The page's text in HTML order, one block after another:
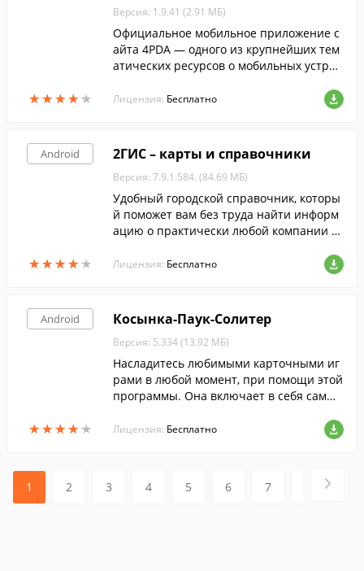
★★★★★
★★★★★
Версия: 1.9.41 (2.91 МБ)
Официальное мобильное приложение с
айта 4PDA — одного из крупнейших тем
атических ресурсов о мобильных устрой
Лицензия: Бесплатно
Android
★★★★★
★★★★★
2ГИС – карты и справочники
Версия: 7.9.1.584. (84.69 МБ)
Удобный городской справочник, которы
й поможет вам без труда найти информ
ацию о практически любой компании в
трехмерной карте.
Лицензия: Бесплатно
Android
★★★★★
★★★★★
Косынка-Паук-Солитер
Версия: 5.334 (13.92 МБ)
Насладитесь любимыми карточными иг
рами в любой момент, при помощи этой
программы. Она включает в себя самые
Лицензия: Бесплатно
1 2 3 4 5 6 7